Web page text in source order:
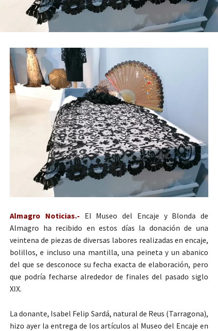
Almagro Noticias.- El Museo del Encaje y Blonda de
Almagro ha recibido en estos días la donación de una
veintena de piezas de diversas labores realizadas en encaje,
bolillos, e incluso una mantilla, una peineta y un abanico
del que se desconoce su fecha exacta de elaboración, pero
que podría fecharse alrededor de finales del pasado siglo
XIX.
La donante, Isabel Felip Sardá, natural de Reus (Tarragona),
hizo ayer la entrega de los artículos al Museo del Encaje en